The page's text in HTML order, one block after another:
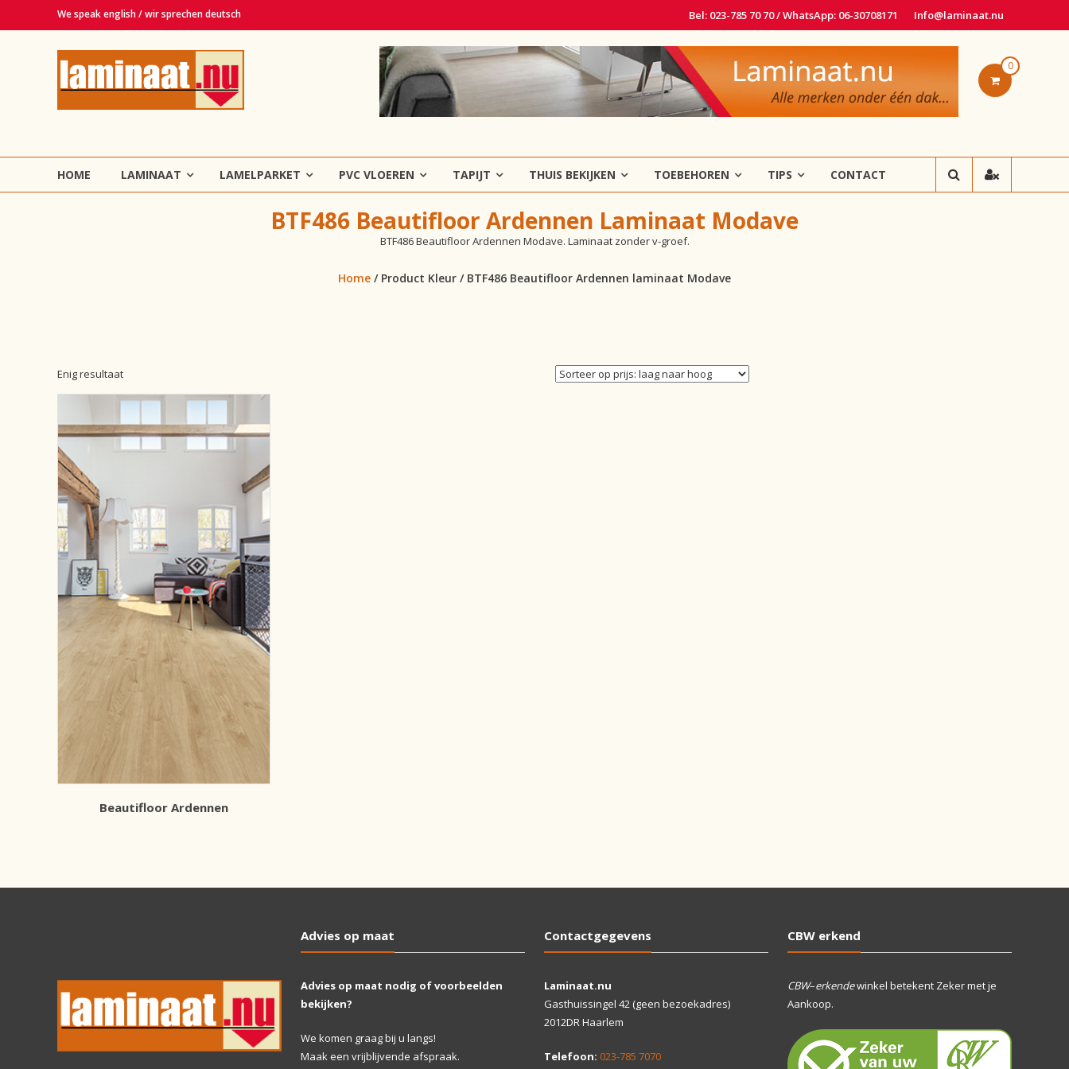
We speak english / wir sprechen deutsch Bel: 023-785 70 70 / WhatsApp: 06-30708171 Info@laminaat.nu
Laminaat.nu
Haarlem
lamelparket,
PVC
en
0
HOME LAMINAAT LAMELPARKET PVC VLOEREN TAPIJT THUIS BEKIJKEN TOEBEHOREN TIPS CONTACT
BTF486 Beautifloor Ardennen Laminaat Modave
BTF486 Beautifloor Ardennen Modave. Laminaat zonder v-groef.
Home / Product Kleur / BTF486 Beautifloor Ardennen laminaat Modave
Enig resultaat
Beautifloor Ardennen
Advies op maat
Advies op maat nodig of voorbeelden
bekijken?
We komen graag bij u langs!
Maak een vrijblijvende afspraak.
Contactgegevens
Laminaat.nu
Gasthuissingel 42 (geen bezoekadres)
2012DR Haarlem
Telefoon: 023-785 7070
CBW erkend
CBW–erkendewinkel betekent Zeker met je
Aankoop.